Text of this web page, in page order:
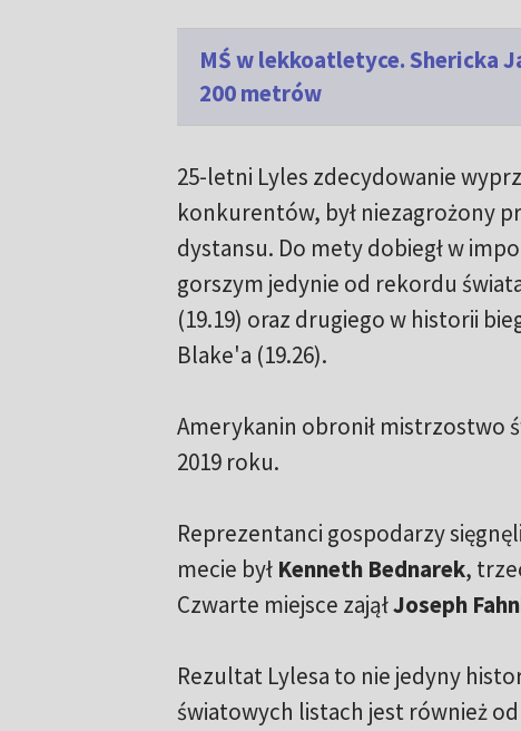
MŚ w lekkoatletyce. Shericka
200 metrów
25-letni Lyles zdecydowanie
konkurentów, był niezagrożony
dystansu. Do mety dobiegł w
gorszym jedynie od rekordu
(19.19) oraz drugiego w historii
Blake'a (19.26).
Amerykanin obronił mistrzostwo
2019 roku.
Reprezentanci gospodarzy
mecie był Kenneth Bednarek,
Czwarte miejsce zająłJoseph
Rezultat Lylesa to nie jedyny
światowych listach jest również